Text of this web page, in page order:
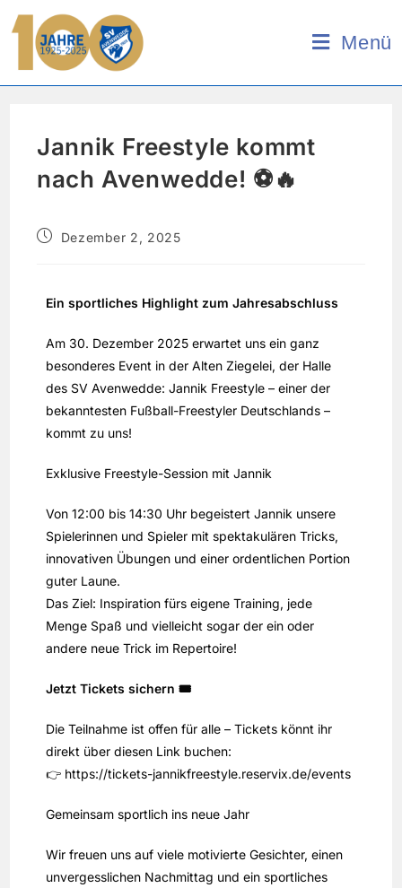
Menü
Jannik Freestyle kommt
nach Avenwedde! ⚽🔥
Dezember 2, 2025
Ein sportliches Highlight zum Jahresabschluss
Am 30. Dezember 2025 erwartet uns ein ganz
besonderes Event in der Alten Ziegelei, der Halle
des SV Avenwedde: Jannik Freestyle – einer der
bekanntesten Fußball-Freestyler Deutschlands –
kommt zu uns!
Exklusive Freestyle-Session mit Jannik
Von 12:00 bis 14:30 Uhr begeistert Jannik unsere
Spielerinnen und Spieler mit spektakulären Tricks,
innovativen Übungen und einer ordentlichen Portion
guter Laune.
Das Ziel: Inspiration fürs eigene Training, jede
Menge Spaß und vielleicht sogar der ein oder
andere neue Trick im Repertoire!
Jetzt Tickets sichern 🎟️
Die Teilnahme ist offen für alle – Tickets könnt ihr
direkt über diesen Link buchen:
👉 https://tickets-jannikfreestyle.reservix.de/events
Gemeinsam sportlich ins neue Jahr
Wir freuen uns auf viele motivierte Gesichter, einen
unvergesslichen Nachmittag und ein sportliches